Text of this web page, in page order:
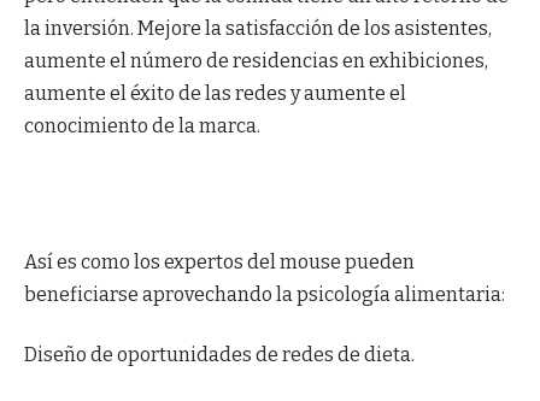
la inversión. Mejore la satisfacción de los asistentes,
aumente el número de residencias en exhibiciones,
aumente el éxito de las redes y aumente el
conocimiento de la marca.
Así es como los expertos del mouse pueden
beneficiarse aprovechando la psicología alimentaria:
Diseño de oportunidades de redes de dieta.